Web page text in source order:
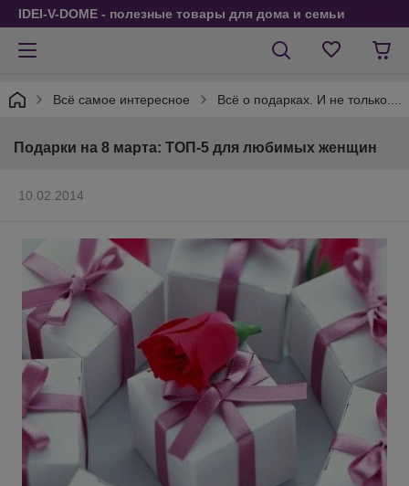
IDEI-V-DOME - полезные товары для дома и семьи
Всё самое интересное Всё о подарках. И не только....
Подарки на 8 марта: ТОП-5 для любимых женщин
10.02.2014